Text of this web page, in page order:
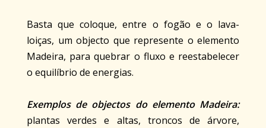
Basta que coloque, entre o fogão e o lava-
loiças, um objecto que represente o elemento
Madeira, para quebrar o fluxo e reestabelecer
o equilíbrio de energias.
Exemplos de objectos do elemento Madeira:
plantas verdes e altas, troncos de árvore,